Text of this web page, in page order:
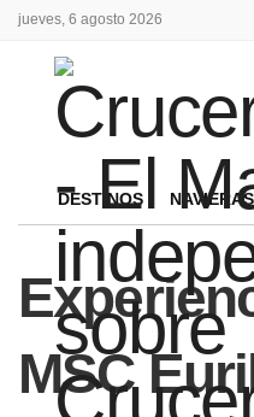
jueves, 6 agosto 2026
DESTINOS NAVIERAS
MSC